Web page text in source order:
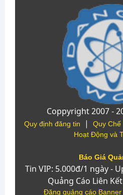
Coppyright 2007 -
Quy định đăng tin | Quy Chế
Hoạt Động và
Báo Giá
Tin VIP: 5.000đ/1 ngày -
Quảng Cáo Liên
Đăng quảng cáo